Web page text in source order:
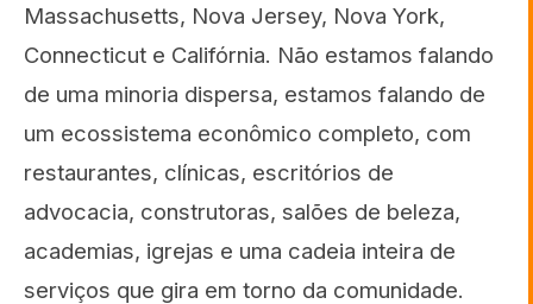
Massachusetts, Nova Jersey, Nova York,
Connecticut e Califórnia. Não estamos falando
de uma minoria dispersa, estamos falando de
um ecossistema econômico completo, com
restaurantes, clínicas, escritórios de
advocacia, construtoras, salões de beleza,
academias, igrejas e uma cadeia inteira de
serviços que gira em torno da comunidade.